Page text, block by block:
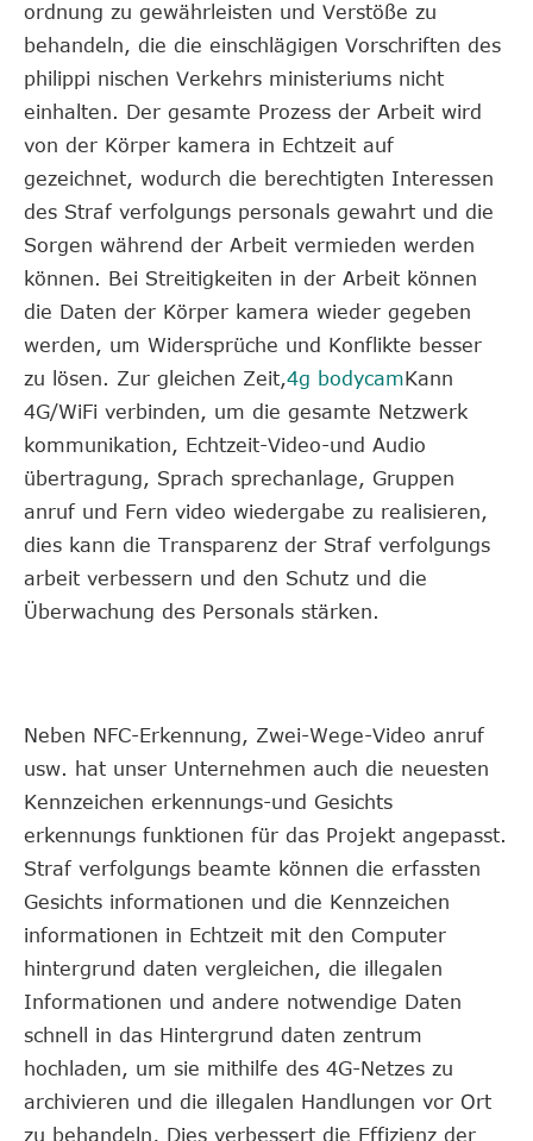
ordnung zu gewährleisten und Verstöße zu
behandeln, die die einschlägigen Vorschriften des
philippi nischen Verkehrs ministeriums nicht
einhalten. Der gesamte Prozess der Arbeit wird
von der Körper kamera in Echtzeit auf
gezeichnet, wodurch die berechtigten Interessen
des Straf verfolgungs personals gewahrt und die
Sorgen während der Arbeit vermieden werden
können. Bei Streitigkeiten in der Arbeit können
die Daten der Körper kamera wieder gegeben
werden, um Widersprüche und Konflikte besser
zu lösen. Zur gleichen Zeit,4g bodycamKann
4G/WiFi verbinden, um die gesamte Netzwerk
kommunikation, Echtzeit-Video-und Audio
übertragung, Sprach sprechanlage, Gruppen
anruf und Fern video wiedergabe zu realisieren,
dies kann die Transparenz der Straf verfolgungs
arbeit verbessern und den Schutz und die
Überwachung des Personals stärken.
Neben NFC-Erkennung, Zwei-Wege-Video anruf
usw. hat unser Unternehmen auch die neuesten
Kennzeichen erkennungs-und Gesichts
erkennungs funktionen für das Projekt angepasst.
Straf verfolgungs beamte können die erfassten
Gesichts informationen und die Kennzeichen
informationen in Echtzeit mit den Computer
hintergrund daten vergleichen, die illegalen
Informationen und andere notwendige Daten
schnell in das Hintergrund daten zentrum
hochladen, um sie mithilfe des 4G-Netzes zu
archivieren und die illegalen Handlungen vor Ort
zu behandeln, Dies verbessert die Effizienz der